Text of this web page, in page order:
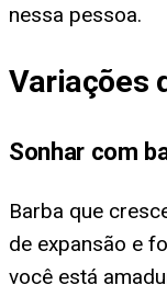
nessa pessoa.
Variações
Sonhar com
Barba que
de expansão e
você está